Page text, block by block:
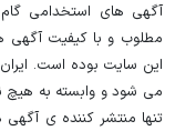
آگهی های استخدامی
مطلوب و با کیفیت آگهی
این سایت بوده است.
می شود و وابسته به هیچ
تنها منتشر کننده ی آگهی